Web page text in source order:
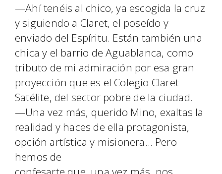
—Ahí tenéis al chico, ya escogida la cruz
y siguiendo a Claret, el poseído y
enviado del Espíritu. Están también una
chica y el barrio de Aguablanca, como
tributo de mi admiración por esa gran
proyección que es el Colegio Claret
Satélite, del sector pobre de la ciudad.
—Una vez más, querido Mino, exaltas la
realidad y haces de ella protagonista,
opción artística y misionera… Pero
hemos de